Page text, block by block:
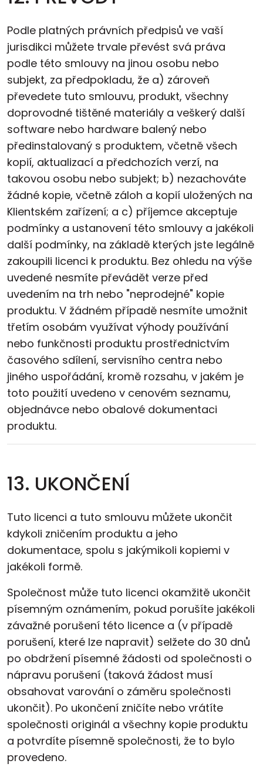
Podle platných právních předpisů ve vaší
jurisdikci můžete trvale převést svá práva
podle této smlouvy na jinou osobu nebo
subjekt, za předpokladu, že a) zároveň
převedete tuto smlouvu, produkt, všechny
doprovodné tištěné materiály a veškerý další
software nebo hardware balený nebo
předinstalovaný s produktem, včetně všech
kopií, aktualizací a předchozích verzí, na
takovou osobu nebo subjekt; b) nezachováte
žádné kopie, včetně záloh a kopií uložených na
Klientském zařízení; a c) příjemce akceptuje
podmínky a ustanovení této smlouvy a jakékoli
další podmínky, na základě kterých jste legálně
zakoupili licenci k produktu. Bez ohledu na výše
uvedené nesmíte převádět verze před
uvedením na trh nebo "neprodejné" kopie
produktu. V žádném případě nesmíte umožnit
třetím osobám využívat výhody používání
nebo funkčnosti produktu prostřednictvím
časového sdílení, servisního centra nebo
jiného uspořádání, kromě rozsahu, v jakém je
toto použití uvedeno v cenovém seznamu,
objednávce nebo obalové dokumentaci
produktu.
13. UKONČENÍ
Tuto licenci a tuto smlouvu můžete ukončit
kdykoli zničením produktu a jeho
dokumentace, spolu s jakýmikoli kopiemi v
jakékoli formě.
Společnost může tuto licenci okamžitě ukončit
písemným oznámením, pokud porušíte jakékoli
závažné porušení této licence a (v případě
porušení, které lze napravit) selžete do 30 dnů
po obdržení písemné žádosti od společnosti o
nápravu porušení (taková žádost musí
obsahovat varování o záměru společnosti
ukončit). Po ukončení zničíte nebo vrátíte
společnosti originál a všechny kopie produktu
a potvrdíte písemně společnosti, že to bylo
provedeno.